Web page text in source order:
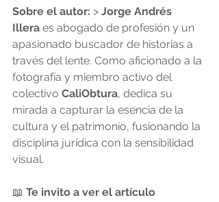
Sobre el autor: > Jorge Andrés
Illera es abogado de profesión y un
apasionado buscador de historias a
través del lente. Como aficionado a la
fotografía y miembro activo del
colectivo CaliObtura, dedica su
mirada a capturar la esencia de la
cultura y el patrimonio, fusionando la
disciplina jurídica con la sensibilidad
visual.
📖 Te invito a ver el artículo